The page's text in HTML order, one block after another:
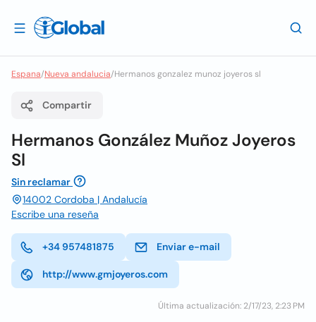
Espana/Nueva andalucia/Hermanos gonzalez munoz joyeros sl
Compartir
Hermanos González Muñoz Joyeros
Sl
Sin reclamar
14002 Cordoba | Andalucía
Escribe una reseña
+34 957481875 Enviar e-mail
http://www.gmjoyeros.com
Última actualización: 2/17/23, 2:23 PM